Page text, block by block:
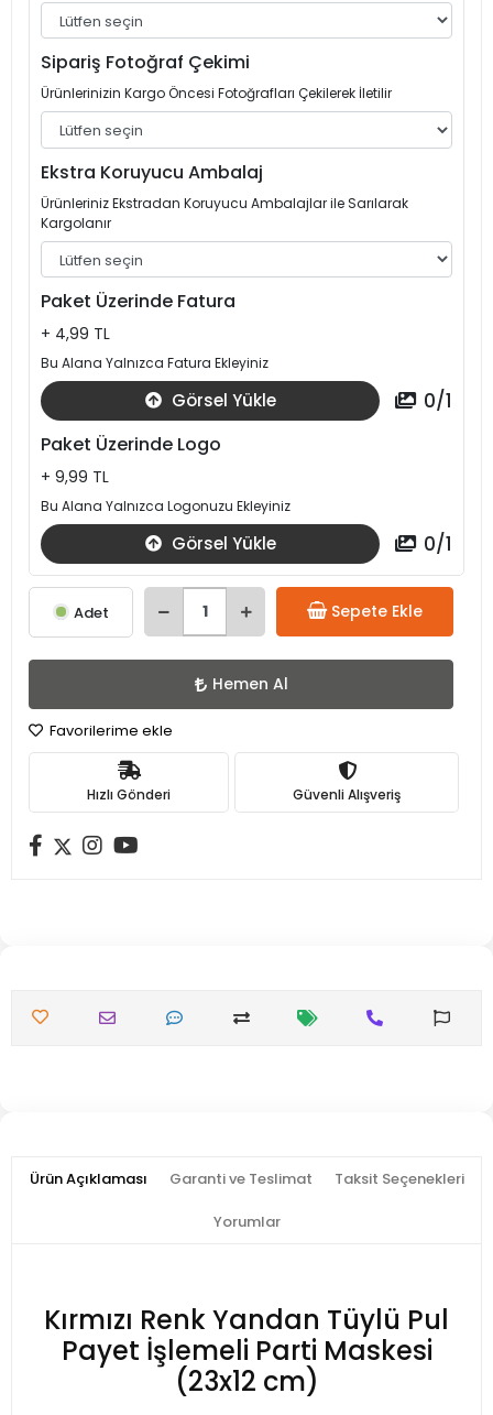
Sipariş Fotoğraf Çekimi
Ürünlerinizin Kargo Öncesi Fotoğrafları Çekilerek İletilir
Ekstra Koruyucu Ambalaj
Ürünleriniz Ekstradan Koruyucu Ambalajlar ile Sarılarak
Kargolanır
Paket Üzerinde Fatura
+ 4,99 TL
Bu Alana Yalnızca Fatura Ekleyiniz
Görsel Yükle 0/1
Paket Üzerinde Logo
+ 9,99 TL
Bu Alana Yalnızca Logonuzu Ekleyiniz
Görsel Yükle 0/1
Adet Sepete Ekle
Hemen Al
Favorilerime ekle
Hızlı Gönderi Güvenli Alışveriş
Ürün Açıklaması Garanti ve Teslimat Taksit Seçenekleri
Yorumlar
Kırmızı Renk Yandan Tüylü Pul
Payet İşlemeli Parti Maskesi
(23x12 cm)